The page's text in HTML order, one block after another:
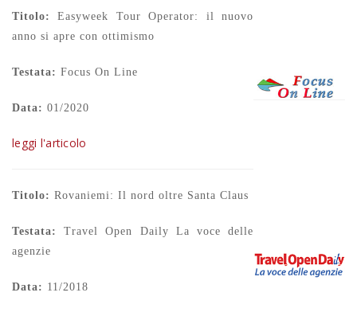
Titolo:
Easyweek Tour Operator: il nuovo
anno si apre con ottimismo
Testata: Focus On Line
Data: 01/2020
leggi l'articolo
Titolo: Rovaniemi: Il nord oltre Santa Claus
Testata:
Travel Open Daily La voce delle
agenzie
Data: 11/2018